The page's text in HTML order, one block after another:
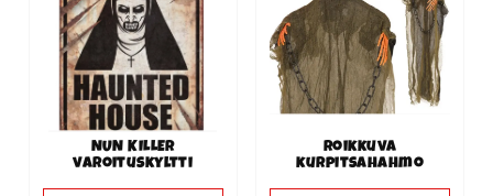
NUN KILLER
varoituskyltti
Roikkuva
kurpitsahahmo